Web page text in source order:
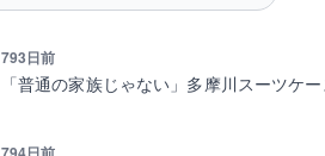
793日前
「普通の家族じゃない」多摩川スーツケ